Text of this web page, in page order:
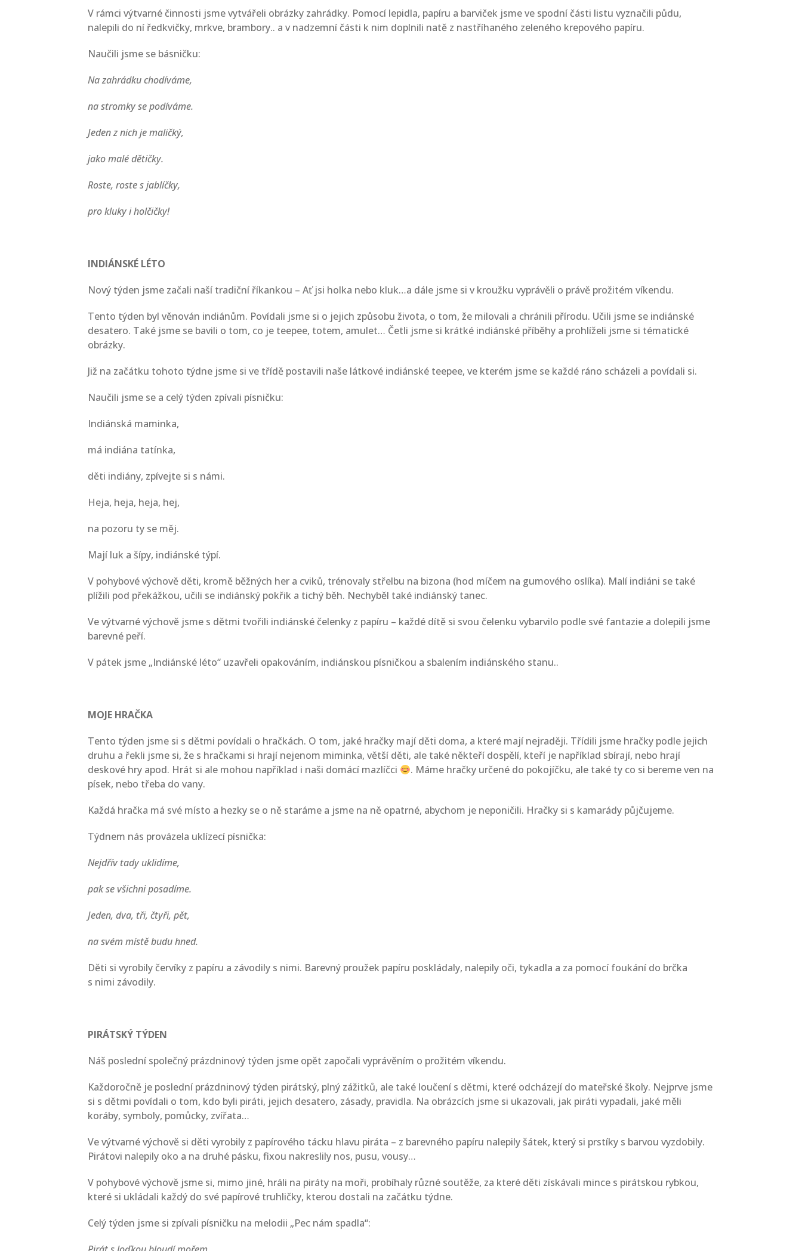
V rámci výtvarné činnosti jsme vytvářeli obrázky zahrádky. Pomocí lepidla, papíru a barviček jsme ve spodní části listu vyznačili půdu,
nalepili do ní ředkvičky, mrkve, brambory.. a v nadzemní části k nim doplnili natě z nastříhaného zeleného krepového papíru.
Naučili jsme se básničku:
Na zahrádku chodíváme,
na stromky se podíváme.
Jeden z nich je maličký,
jako malé dětičky.
Roste, roste s jablíčky,
pro kluky i holčičky!
INDIÁNSKÉ LÉTO
Nový týden jsme začali naší tradiční říkankou – Ať jsi holka nebo kluk…a dále jsme si v kroužku vyprávěli o právě prožitém víkendu.
Tento týden byl věnován indiánům. Povídali jsme si o jejich způsobu života, o tom, že milovali a chránili přírodu. Učili jsme se indiánské
desatero. Také jsme se bavili o tom, co je teepee, totem, amulet… Četli jsme si krátké indiánské příběhy a prohlíželi jsme si tématické
obrázky.
Již na začátku tohoto týdne jsme si ve třídě postavili naše látkové indiánské teepee, ve kterém jsme se každé ráno scházeli a povídali si.
Naučili jsme se a celý týden zpívali písničku:
Indiánská maminka,
má indiána tatínka,
děti indiány, zpívejte si s námi.
Heja, heja, heja, hej,
na pozoru ty se měj.
Mají luk a šípy, indiánské týpí.
V pohybové výchově děti, kromě běžných her a cviků, trénovaly střelbu na bizona (hod míčem na gumového oslíka). Malí indiáni se také
plížili pod překážkou, učili se indiánský pokřik a tichý běh. Nechyběl také indiánský tanec.
Ve výtvarné výchově jsme s dětmi tvořili indiánské čelenky z papíru – každé dítě si svou čelenku vybarvilo podle své fantazie a dolepili jsme
barevné peří.
V pátek jsme „Indiánské léto“ uzavřeli opakováním, indiánskou písničkou a sbalením indiánského stanu..
MOJE HRAČKA
Tento týden jsme si s dětmi povídali o hračkách. O tom, jaké hračky mají děti doma, a které mají nejraději. Třídili jsme hračky podle jejich
druhu a řekli jsme si, že s hračkami si hrají nejenom miminka, větší děti, ale také někteří dospělí, kteří je například sbírají, nebo hrají
deskové hry apod. Hrát si ale mohou například i naši domácí mazlíčci
. Máme hračky určené do pokojíčku, ale také ty co si bereme ven na
písek, nebo třeba do vany.
Každá hračka má své místo a hezky se o ně staráme a jsme na ně opatrné, abychom je neponičili. Hračky si s kamarády půjčujeme.
Týdnem nás provázela uklízecí písnička:
Nejdřív tady uklidíme,
pak se všichni posadíme.
Jeden, dva, tři, čtyři, pět,
na svém místě budu hned.
Děti si vyrobily červíky z papíru a závodily s nimi. Barevný proužek papíru poskládaly, nalepily oči, tykadla a za pomocí foukání do brčka
s nimi závodily.
PIRÁTSKÝ TÝDEN
Náš poslední společný prázdninový týden jsme opět započali vyprávěním o prožitém víkendu.
Každoročně je poslední prázdninový týden pirátský, plný zážitků, ale také loučení s dětmi, které odcházejí do mateřské školy. Nejprve jsme
si s dětmi povídali o tom, kdo byli piráti, jejich desatero, zásady, pravidla. Na obrázcích jsme si ukazovali, jak piráti vypadali, jaké měli
koráby, symboly, pomůcky, zvířata…
Ve výtvarné výchově si děti vyrobily z papírového tácku hlavu piráta – z barevného papíru nalepily šátek, který si prstíky s barvou vyzdobily.
Pirátovi nalepily oko a na druhé pásku, fixou nakreslily nos, pusu, vousy…
V pohybové výchově jsme si, mimo jiné, hráli na piráty na moři, probíhaly různé soutěže, za které děti získávali mince s pirátskou rybkou,
které si ukládali každý do své papírové truhličky, kterou dostali na začátku týdne.
Celý týden jsme si zpívali písničku na melodii „Pec nám spadla“: